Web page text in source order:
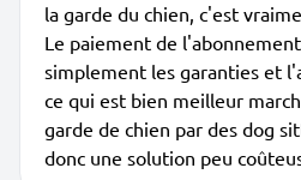
la garde du chien, c'est
Le paiement de
simplement les garanties et
ce qui est bien meilleur
garde de chien par des dog
donc une solution peu